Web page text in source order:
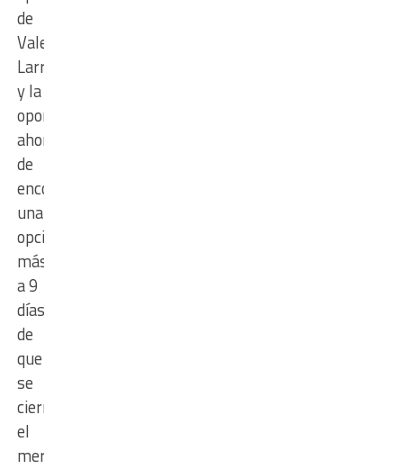
de
Valentín
Larralde
y la
oportunidad
ahora
de
encontrar
una
opción
más
a 9
días
de
que
se
cierre
el
mercado.